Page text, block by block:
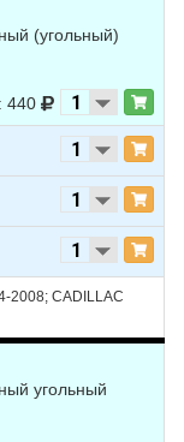
(угольный)
440
2008; CADILLAC
угольный